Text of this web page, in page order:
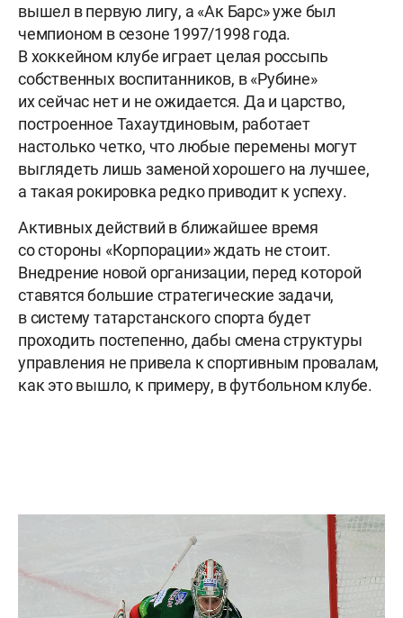
вышел в первую лигу, а «Ак Барс» уже был
чемпионом в сезоне 1997/1998 года.
В хоккейном клубе играет целая россыпь
собственных воспитанников, в «Рубине»
их сейчас нет и не ожидается. Да и царство,
построенное Тахаутдиновым, работает
настолько четко, что любые перемены могут
выглядеть лишь заменой хорошего на лучшее,
а такая рокировка редко приводит к успеху.
Активных действий в ближайшее время
со стороны «Корпорации» ждать не стоит.
Внедрение новой организации, перед которой
ставятся большие стратегические задачи,
в систему татарстанского спорта будет
проходить постепенно, дабы смена структуры
управления не привела к спортивным провалам,
как это вышло, к примеру, в футбольном клубе.